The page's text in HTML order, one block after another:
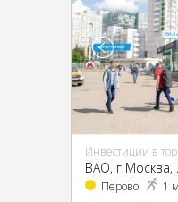
Инвестиции в
Перово 1